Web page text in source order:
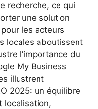
recherche, ce qui
une solution
les acteurs
locales aboutissent
l’importance du
My Business
illustrent
2025: un équilibre
localisation,